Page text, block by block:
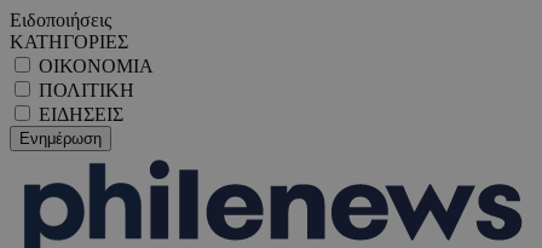
Ειδοποιήσεις
ΚΑΤΗΓΟΡΙΕΣ
ΟΙΚΟΝΟΜΙΑ
ΠΟΛΙΤΙΚΗ
ΕΙΔΗΣΕΙΣ